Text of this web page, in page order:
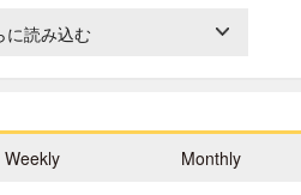
に読み込む
Weekly Monthly